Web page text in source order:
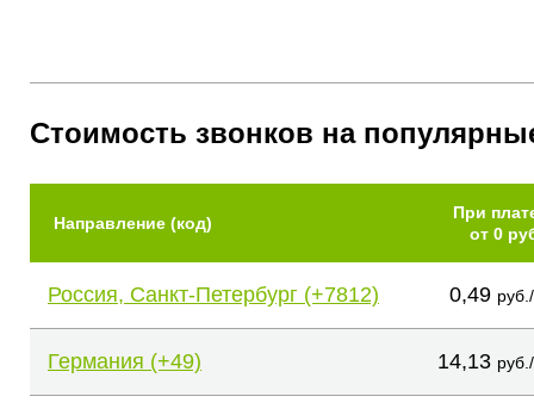
Стоимость звонков на
Направление (код)
При
от 0
Россия, Санкт-Петербург (+7812) 0,49
Германия (+49) 14,13